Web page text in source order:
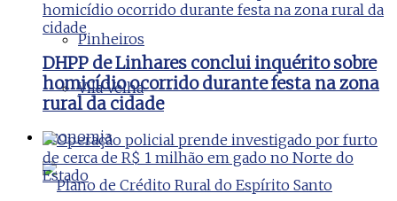
Pinheiros
Vila Velha
Economia
DHPP de Linhares conclui inquérito sobre
homicídio ocorrido durante festa na zona
rural da cidade